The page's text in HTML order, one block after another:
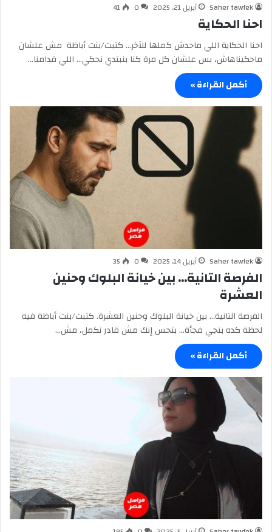
Saher tawfek أبريل 21, 2025 0
41
احنا الحكاية
احنا الحكاية اللي ماحدش كملها للآخر… كتبت/بنت أباظة مش علشان
ماحكيناهاش، بس علشان كل مرة كنا بنبتدي نحكي… اللي قدامنا…
أكمل القراءة »
Saher tawfek أبريل 14, 2025 0
35
الفرصة التانية… بين خيانة البلوك وحنين
العشرة
الفرصة التانية… بين خيانة البلوك وحنين العشرة. كتبت/بنت أباظة فيه
لحظة كده بتجي فجأة… بتحس إنك مش قادر تكمل، مش…
أكمل القراءة »